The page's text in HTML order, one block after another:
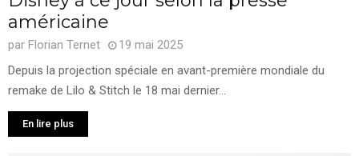
américaine
par Florian Ternet
19 mai 2025
Depuis la projection spéciale en avant-première mondiale du
remake de Lilo & Stitch le 18 mai dernier...
En lire plus